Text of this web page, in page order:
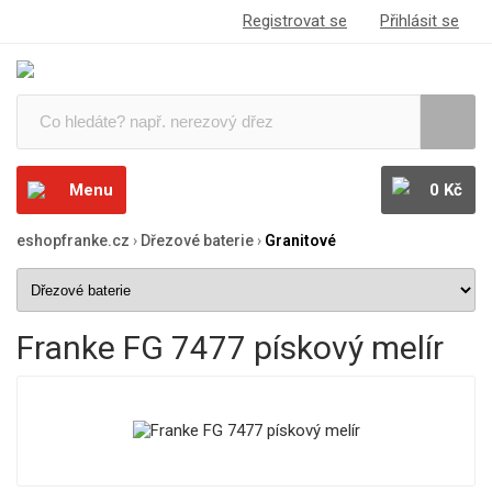
Registrovat se Přihlásit se
Menu 0 Kč
eshopfranke.cz › Dřezové baterie› Granitové
Franke FG 7477 pískový melír